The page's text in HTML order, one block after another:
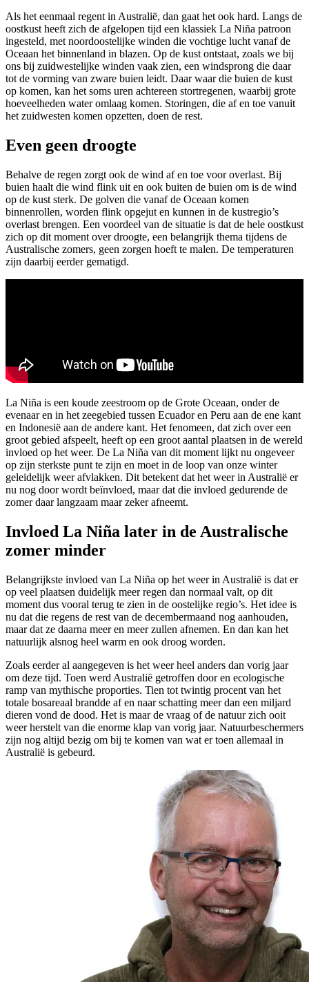
Als het eenmaal regent in Australië, dan gaat het ook hard. Langs de
oostkust heeft zich de afgelopen tijd een klassiek La Niña patroon
ingesteld, met noordoostelijke winden die vochtige lucht vanaf de
Oceaan het binnenland in blazen. Op de kust ontstaat, zoals we bij
ons bij zuidwestelijke winden vaak zien, een windsprong die daar
tot de vorming van zware buien leidt. Daar waar die buien de kust
op komen, kan het soms uren achtereen stortregenen, waarbij grote
hoeveelheden water omlaag komen. Storingen, die af en toe vanuit
het zuidwesten komen opzetten, doen de rest.
Even geen droogte
Behalve de regen zorgt ook de wind af en toe voor overlast. Bij
buien haalt die wind flink uit en ook buiten de buien om is de wind
op de kust sterk. De golven die vanaf de Oceaan komen
binnenrollen, worden flink opgejut en kunnen in de kustregio’s
overlast brengen. Een voordeel van de situatie is dat de hele oostkust
zich op dit moment over droogte, een belangrijk thema tijdens de
Australische zomers, geen zorgen hoeft te malen. De temperaturen
zijn daarbij eerder gematigd.
La Niña is een koude zeestroom op de Grote Oceaan, onder de
evenaar en in het zeegebied tussen Ecuador en Peru aan de ene kant
en Indonesië aan de andere kant. Het fenomeen, dat zich over een
groot gebied afspeelt, heeft op een groot aantal plaatsen in de wereld
invloed op het weer. De La Niña van dit moment lijkt nu ongeveer
op zijn sterkste punt te zijn en moet in de loop van onze winter
geleidelijk weer afvlakken. Dit betekent dat het weer in Australië er
nu nog door wordt beïnvloed, maar dat die invloed gedurende de
zomer daar langzaam maar zeker afneemt.
Invloed La Niña later in de Australische
zomer minder
Belangrijkste invloed van La Niña op het weer in Australië is dat er
op veel plaatsen duidelijk meer regen dan normaal valt, op dit
moment dus vooral terug te zien in de oostelijke regio’s. Het idee is
nu dat die regens de rest van de decembermaand nog aanhouden,
maar dat ze daarna meer en meer zullen afnemen. En dan kan het
natuurlijk alsnog heel warm en ook droog worden.
Zoals eerder al aangegeven is het weer heel anders dan vorig jaar
om deze tijd. Toen werd Australië getroffen door en ecologische
ramp van mythische proporties. Tien tot twintig procent van het
totale bosareaal brandde af en naar schatting meer dan een miljard
dieren vond de dood. Het is maar de vraag of de natuur zich ooit
weer herstelt van die enorme klap van vorig jaar. Natuurbeschermers
zijn nog altijd bezig om bij te komen van wat er toen allemaal in
Australië is gebeurd.